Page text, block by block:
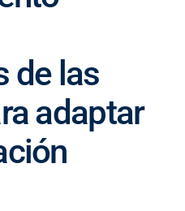
de las
adaptar